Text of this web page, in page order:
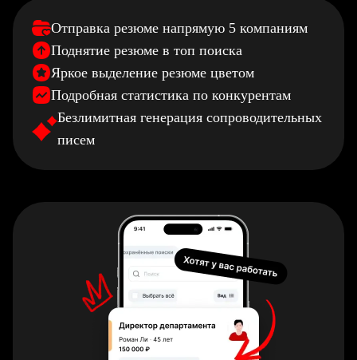
Отправка резюме напрямую 5 компаниям
Поднятие резюме в топ поиска
Яркое выделение резюме цветом
Подробная статистика по конкурентам
Безлимитная генерация сопроводительных
писем